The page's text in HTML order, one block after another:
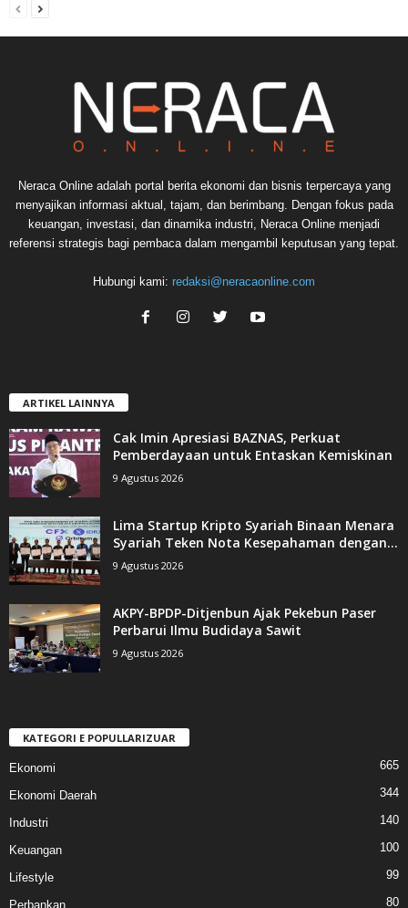
Neraca Online adalah portal berita ekonomi dan bisnis terpercaya yang
menyajikan informasi aktual, tajam, dan berimbang. Dengan fokus pada
keuangan, investasi, dan dinamika industri, Neraca Online menjadi
referensi strategis bagi pembaca dalam mengambil keputusan yang tepat.
Hubungi kami: redaksi@neracaonline.com
ARTIKEL LAINNYA
Cak Imin Apresiasi BAZNAS, Perkuat
Pemberdayaan untuk Entaskan Kemiskinan
9 Agustus 2026
Lima Startup Kripto Syariah Binaan Menara
Syariah Teken Nota Kesepahaman dengan...
9 Agustus 2026
AKPY-BPDP-Ditjenbun Ajak Pekebun Paser
Perbarui Ilmu Budidaya Sawit
9 Agustus 2026
KATEGORI E POPULLARIZUAR
Ekonomi 665
Ekonomi Daerah 344
Industri 140
Keuangan 100
Lifestyle 99
Perbankan 80